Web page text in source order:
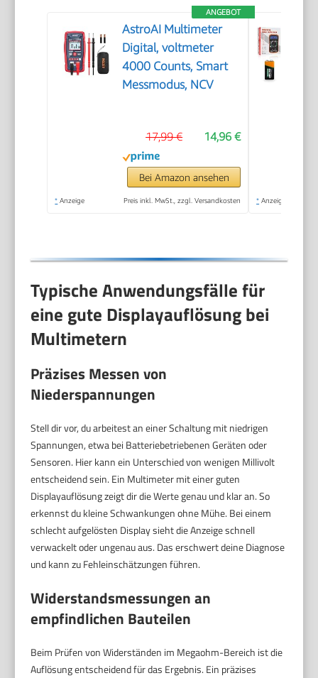
ANGEBOT
AstroAI Multimeter
Digital, voltmeter
4000 Counts, Smart
Messmodus, NCV
14,96 €
17,99 €
Bei Amazon ansehen
* Anzeige Preis inkl. MwSt., zzgl. Versandkosten * Anzeige
Typische Anwendungsfälle für
eine gute Displayauflösung bei
Multimetern
Präzises Messen von
Niederspannungen
Stell dir vor, du arbeitest an einer Schaltung mit niedrigen
Spannungen, etwa bei Batteriebetriebenen Geräten oder
Sensoren. Hier kann ein Unterschied von wenigen Millivolt
entscheidend sein. Ein Multimeter mit einer guten
Displayauflösung zeigt dir die Werte genau und klar an. So
erkennst du kleine Schwankungen ohne Mühe. Bei einem
schlecht aufgelösten Display sieht die Anzeige schnell
verwackelt oder ungenau aus. Das erschwert deine Diagnose
und kann zu Fehleinschätzungen führen.
Widerstandsmessungen an
empfindlichen Bauteilen
Beim Prüfen von Widerständen im Megaohm-Bereich ist die
Auflösung entscheidend für das Ergebnis. Ein präzises